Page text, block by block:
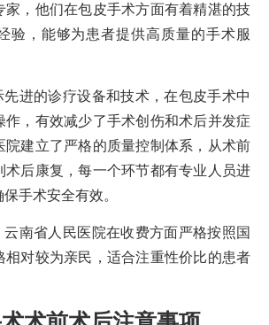
家，他们在包皮手术方面有着精湛的技
验，能够为患者提供高质量的手术服
先进的诊疗设备和技术，在包皮手术中
作，有效减少了手术创伤和术后并发症
院建立了严格的质量控制体系，从术前
术后康复，每一个环节都有专业人员进
手术安全有效。
南省人民医院在收费方面严格按照国
相对较为亲民，适合注重性价比的患者